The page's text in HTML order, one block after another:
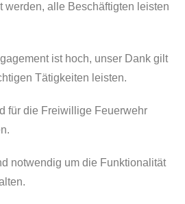
werden, alle Beschäftigten leisten
ist hoch, unser Dank gilt
Tätigkeiten leisten.
für die Freiwillige Feuerwehr
notwendig um die Funktionalität